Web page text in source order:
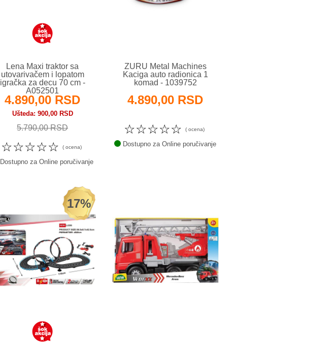
Lena Maxi traktor sa
utovarivačem i lopatom
igračka za decu 70 cm -
A052501
4.890,00 RSD
Ušteda 900,00 RSD
5.790,00 RSD
☆
☆
☆
☆
☆ ( ocena)
Dostupno za Online poručivanje
ZURU Metal Machines
Kaciga auto radionica 1
komad - 1039752
4.890,00 RSD
☆
☆
☆
☆
☆ ( ocena)
Dostupno za Online poručivanje
17%